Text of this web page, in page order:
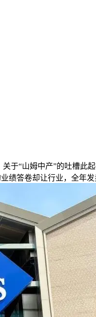
于“山姆中产”的吐槽此
绩答卷却让行业，全年